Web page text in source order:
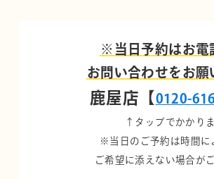
※当日予約はお電
お問い合わせをお願
鹿屋店【 0120-
↑タップでかかり
※当日のご予約は時間に
ご希望に添えない場合が